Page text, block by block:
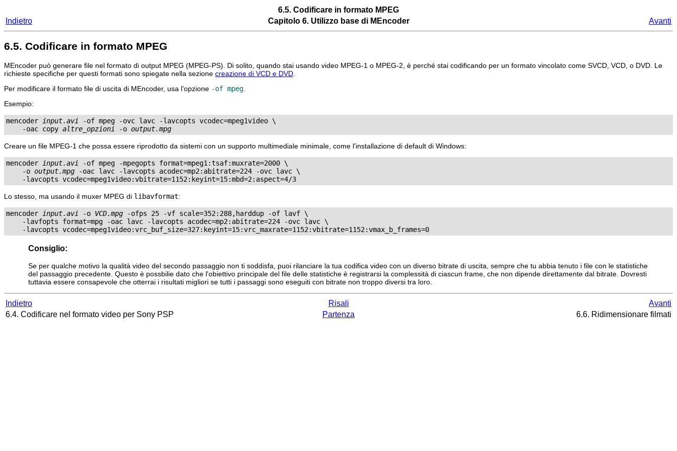
6.5. Codificare in formato MPEG
Indietro
Capitolo 6. Utilizzo base di MEncoder Avanti
6.5. Codificare in formato MPEG
MEncoder può generare file nel formato di output MPEG (MPEG-PS). Di solito, quando stai usando video MPEG-1 o MPEG-2, è perché stai codificando per un formato vincolato come SVCD, VCD, o DVD. Le
richieste specifiche per questi formati sono spiegate nella sezione creazione di VCD e DVD
Per modificare il formato file di uscita di MEncoder, usa l'opzione -of mpeg
Esempio:
mencoder input.avi -of mpeg -ovc lavc -lavcopts vcodec=mpeg1video \
    -oac copy
altre_opzioni -o output.mpg
Creare un file MPEG-1 che possa essere riprodotto da sistemi con un supporto multimediale minimale, come l'installazione di default di Windows:
mencoder input.avi -of mpeg -mpegopts format=mpeg1:tsaf:muxrate=2000 \
    -o
output.mpg -oac lavc -lavcopts acodec=mp2:abitrate=224 -ovc lavc \
Lo stesso, ma usando il muxer MPEG di libavformat:
mencoder input.avi -o VCD.mpg -ofps 25 -vf scale=352:288,harddup -of lavf \
    -lavfopts format=mpg -oac lavc -lavcopts acodec=mp2:abitrate=224 -ovc lavc \
Consiglio:
Se per qualche motivo la qualità video del secondo passaggio non ti soddisfa, puoi rilanciare la tua codifica video con un diverso bitrate di uscita, sempre che tu abbia tenuto i file con le statistiche
del passaggio precedente. Questo è possbilie dato che l'obiettivo principale del file delle statistiche è registrarsi la complessità di ciascun frame, che non dipende direttamente dal bitrate. Dovresti
tuttavia essere consapevole che otterrai i risultati migliori se tutti i passaggi sono eseguiti con bitrate non troppo diversi tra loro.
Indietro Risali
Avanti
6.4. Codificare nel formato video per Sony PSP
Partenza 6.6. Ridimensionare filmati